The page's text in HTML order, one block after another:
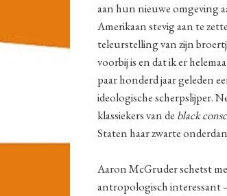
aan hun nieuwe omgeving
Amerikaan stevig aan te
teleurstelling van zijn
voorbij is en dat ik er
paar honderd jaar geleden
ideologische scherpslijper.
klassiekers van de black
Staten haar zwarte
Aaron McGruder schetst
antropologisch interessant